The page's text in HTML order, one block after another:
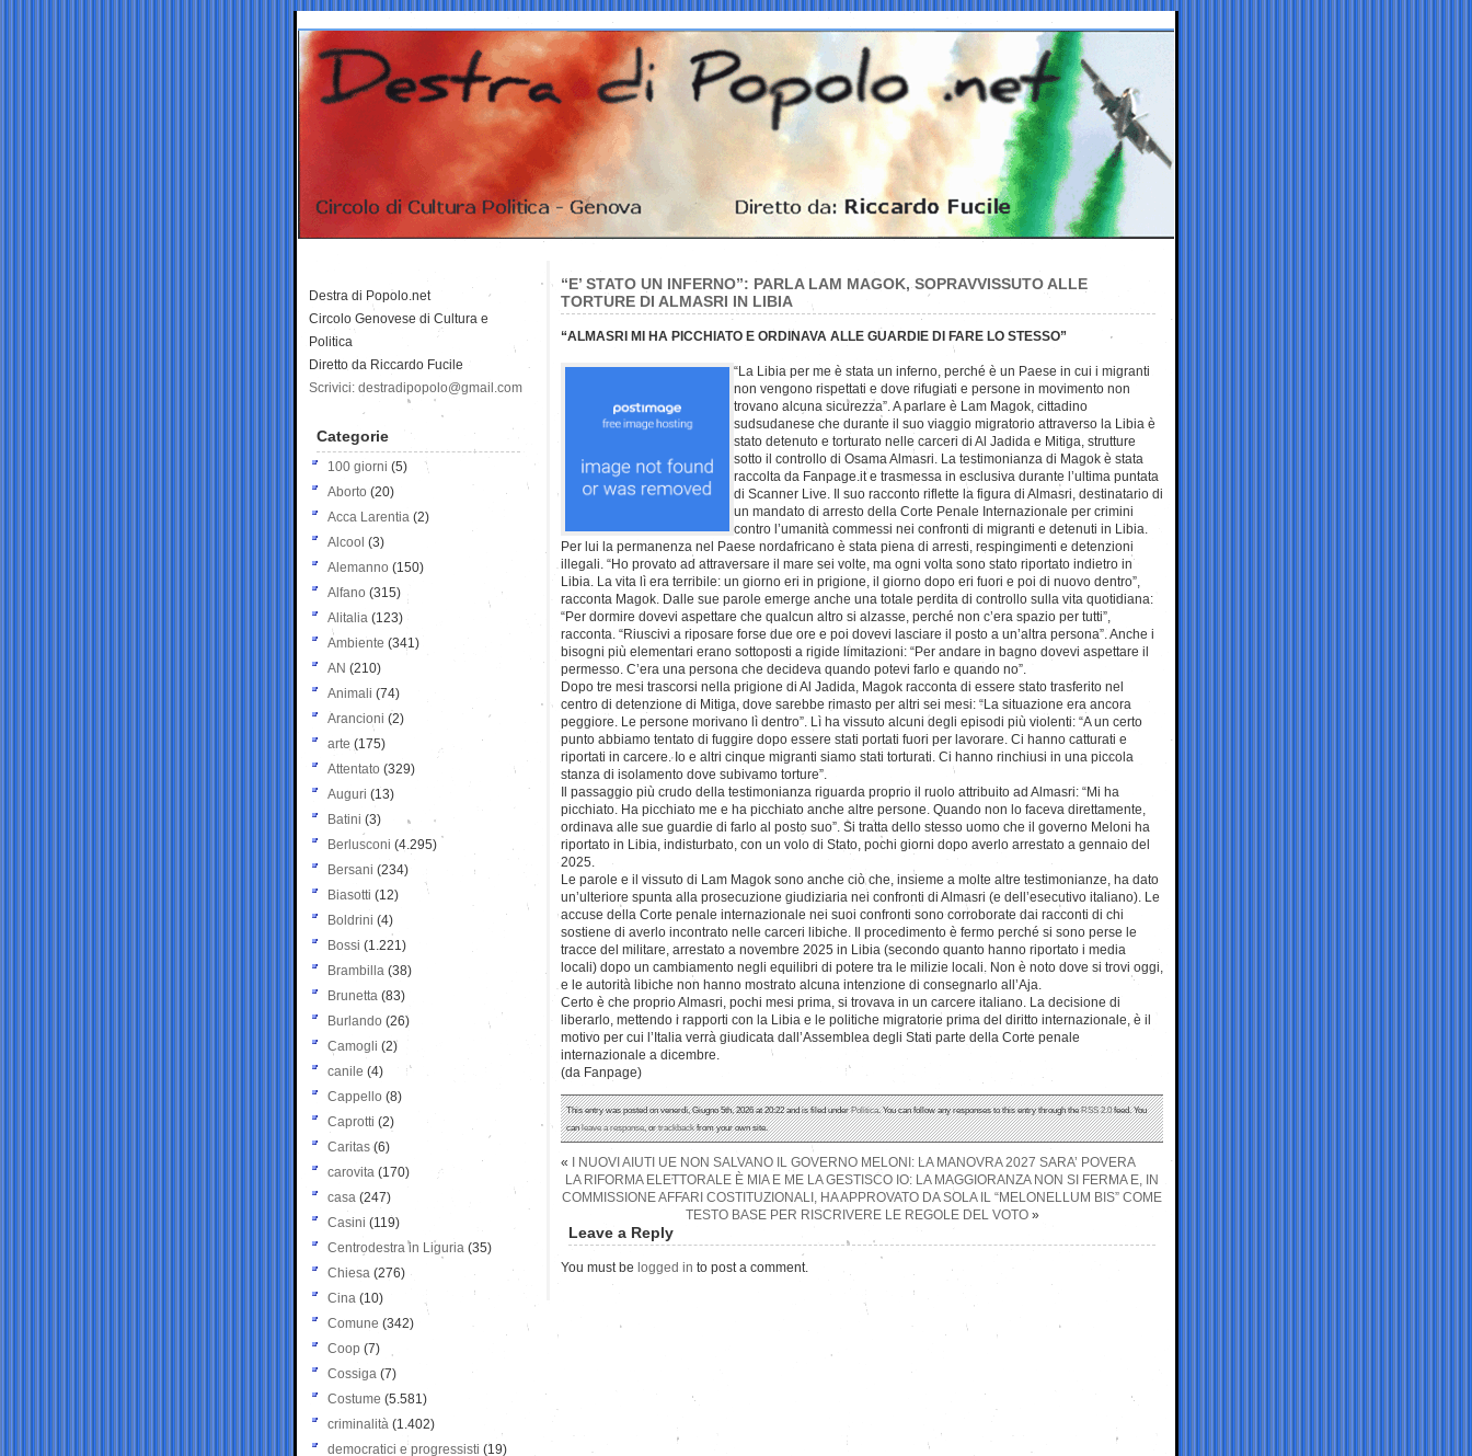
“E’ STATO UN INFERNO”: PARLA LAM MAGOK, SOPRAVVISSUTO ALLE
TORTURE DI ALMASRI IN LIBIA
“ALMASRI MI HA PICCHIATO E ORDINAVA ALLE GUARDIE DI FARE LO STESSO”
“La Libia per me è stata un inferno, perché è un Paese in cui i migranti
non vengono rispettati e dove rifugiati e persone in movimento non
trovano alcuna sicurezza”. A parlare è Lam Magok, cittadino
sudsudanese che durante il suo viaggio migratorio attraverso la Libia è
stato detenuto e torturato nelle carceri di Al Jadida e Mitiga, strutture
sotto il controllo di Osama Almasri. La testimonianza di Magok è stata
raccolta da Fanpage.it e trasmessa in esclusiva durante l’ultima puntata
di Scanner Live. Il suo racconto riflette la figura di Almasri, destinatario di
un mandato di arresto della Corte Penale Internazionale per crimini
contro l’umanità commessi nei confronti di migranti e detenuti in Libia.
Per lui la permanenza nel Paese nordafricano è stata piena di arresti, respingimenti e detenzioni
illegali. “Ho provato ad attraversare il mare sei volte, ma ogni volta sono stato riportato indietro in
Libia. La vita lì era terribile: un giorno eri in prigione, il giorno dopo eri fuori e poi di nuovo dentro”,
racconta Magok. Dalle sue parole emerge anche una totale perdita di controllo sulla vita quotidiana:
“Per dormire dovevi aspettare che qualcun altro si alzasse, perché non c’era spazio per tutti”,
racconta. “Riuscivi a riposare forse due ore e poi dovevi lasciare il posto a un’altra persona”. Anche i
bisogni più elementari erano sottoposti a rigide limitazioni: “Per andare in bagno dovevi aspettare il
permesso. C’era una persona che decideva quando potevi farlo e quando no”.
Dopo tre mesi trascorsi nella prigione di Al Jadida, Magok racconta di essere stato trasferito nel
centro di detenzione di Mitiga, dove sarebbe rimasto per altri sei mesi: “La situazione era ancora
peggiore. Le persone morivano lì dentro”. Lì ha vissuto alcuni degli episodi più violenti: “A un certo
punto abbiamo tentato di fuggire dopo essere stati portati fuori per lavorare. Ci hanno catturati e
riportati in carcere. Io e altri cinque migranti siamo stati torturati. Ci hanno rinchiusi in una piccola
stanza di isolamento dove subivamo torture”.
Il passaggio più crudo della testimonianza riguarda proprio il ruolo attribuito ad Almasri: “Mi ha
picchiato. Ha picchiato me e ha picchiato anche altre persone. Quando non lo faceva direttamente,
ordinava alle sue guardie di farlo al posto suo”. Si tratta dello stesso uomo che il governo Meloni ha
riportato in Libia, indisturbato, con un volo di Stato, pochi giorni dopo averlo arrestato a gennaio del
2025.
Le parole e il vissuto di Lam Magok sono anche ciò che, insieme a molte altre testimonianze, ha dato
un’ulteriore spunta alla prosecuzione giudiziaria nei confronti di Almasri (e dell’esecutivo italiano). Le
accuse della Corte penale internazionale nei suoi confronti sono corroborate dai racconti di chi
sostiene di averlo incontrato nelle carceri libiche. Il procedimento è fermo perché si sono perse le
tracce del militare, arrestato a novembre 2025 in Libia (secondo quanto hanno riportato i media
locali) dopo un cambiamento negli equilibri di potere tra le milizie locali. Non è noto dove si trovi oggi,
e le autorità libiche non hanno mostrato alcuna intenzione di consegnarlo all’Aja.
Certo è che proprio Almasri, pochi mesi prima, si trovava in un carcere italiano. La decisione di
liberarlo, mettendo i rapporti con la Libia e le politiche migratorie prima del diritto internazionale, è il
motivo per cui l’Italia verrà giudicata dall’Assemblea degli Stati parte della Corte penale
internazionale a dicembre.
(da Fanpage)
This entry was posted on venerdì, Giugno 5th, 2026 at 20:22 and is filed underPolitica. You can follow any responses to this entry through theRSS 2.0feed. You
canleave a response, ortrackbackfrom your own site.
«
I NUOVI AIUTI UE NON SALVANO IL GOVERNO MELONI: LA MANOVRA 2027 SARA’ POVERA
LA RIFORMA ELETTORALE È MIA E ME LA GESTISCO IO: LA MAGGIORANZA NON SI FERMA E, IN
COMMISSIONE AFFARI COSTITUZIONALI, HA APPROVATO DA SOLA IL “MELONELLUM BIS” COME
TESTO BASE PER RISCRIVERE LE REGOLE DEL VOTO»
Leave a Reply
You must be logged in to post a comment.
Destra di Popolo.net
Circolo Genovese di Cultura e
Politica
Diretto da Riccardo Fucile
Scrivici: destradipopolo@gmail.com
Categorie
100 giorni (5)
Aborto (20)
Acca Larentia (2)
Alcool (3)
Alemanno (150)
Alfano (315)
Alitalia (123)
Ambiente (341)
AN (210)
Animali (74)
Arancioni (2)
arte (175)
Attentato (329)
Auguri (13)
Batini (3)
Berlusconi (4.295)
Bersani (234)
Biasotti (12)
Boldrini (4)
Bossi (1.221)
Brambilla (38)
Brunetta (83)
Burlando (26)
Camogli (2)
canile (4)
Cappello (8)
Caprotti (2)
Caritas (6)
carovita (170)
casa (247)
Casini (119)
Centrodestra in Liguria (35)
Chiesa (276)
Cina (10)
Comune (342)
Coop (7)
Cossiga (7)
Costume (5.581)
criminalità (1.402)
democratici e progressisti (19)